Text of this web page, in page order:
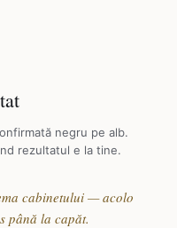
negru pe alb.
rezultatul e la tine.
cabinetului — acolo
până la capăt.